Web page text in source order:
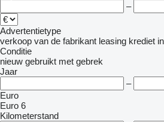
–
Advertentietype
verkoop van de fabrikant leasing krediet
Conditie
nieuw gebruikt met gebrek
Jaar
–
Euro
Euro 6
Kilometerstand